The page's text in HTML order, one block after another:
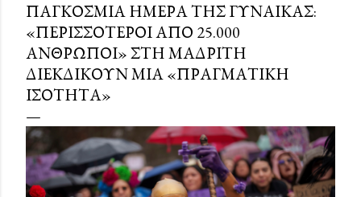
ΠΑΓΚΌΣΜΙΑ ΗΜΈΡΑ ΤΗΣ ΓΥΝΑΊΚΑΣ:
«ΠΕΡΙΣΣΌΤΕΡΟΙ ΑΠΌ 25.000
ΆΝΘΡΩΠΟΙ» ΣΤΗ ΜΑΔΡΊΤΗ
ΔΙΕΚΔΙΚΟΎΝ ΜΙΑ «ΠΡΑΓΜΑΤΙΚΉ
ΙΣΌΤΗΤΑ»